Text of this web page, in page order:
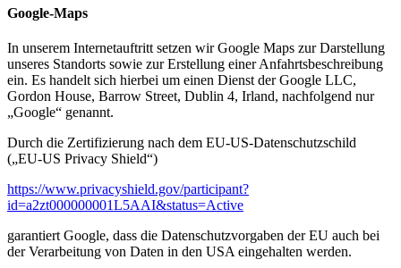
Google-Maps
In unserem Internetauftritt setzen wir Google Maps zur Darstellung
unseres Standorts sowie zur Erstellung einer Anfahrtsbeschreibung
ein. Es handelt sich hierbei um einen Dienst der Google LLC,
Gordon House, Barrow Street, Dublin 4, Irland, nachfolgend nur
„Google“ genannt.
Durch die Zertifizierung nach dem EU-US-Datenschutzschild
(„EU-US Privacy Shield“)
https://www.privacyshield.gov/participant?
id=a2zt000000001L5AAI&status=Active
garantiert Google, dass die Datenschutzvorgaben der EU auch bei
der Verarbeitung von Daten in den USA eingehalten werden.